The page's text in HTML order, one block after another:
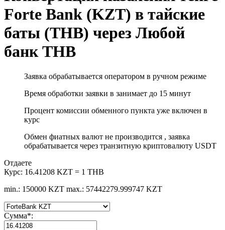
Forte Bank (KZT) в тайские
баты (THB) через Любой
банк THB
Заявка обрабатывается оператором в ручном режиме
Время обработки заявки в занимает до 15 минут
Процент комиссии обменного пункта уже включен в
курс
Обмен фиатных валют не производится , заявка
обрабатывается через транзитную криптовалюту USDT
Отдаете
Курс: 16.41208 KZT = 1 THB
min.: 150000 KZT max.: 57442279.999747 KZT
Сумма*: